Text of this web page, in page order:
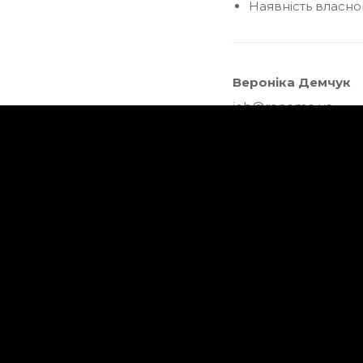
Наявність
Вероніка Демчук
job@renome.ua